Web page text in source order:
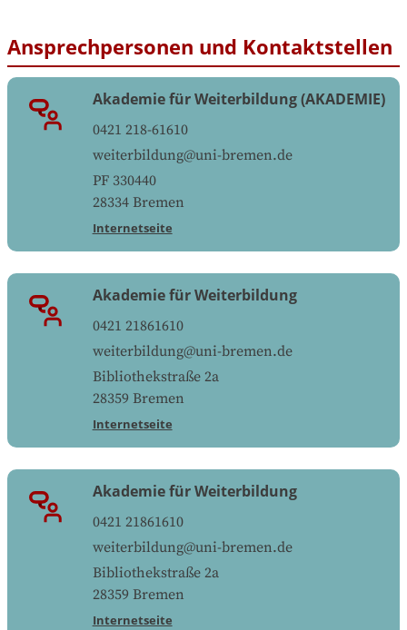
Ansprechpersonen und Kontaktstellen
Akademie für Weiterbildung (AKADEMIE)
0421 218-61610
weiterbildung@uni-bremen.de
PF 330440
28334 Bremen
Internetseite
Akademie für Weiterbildung
0421 21861610
weiterbildung@uni-bremen.de
Bibliothekstraße 2a
28359 Bremen
Internetseite
Akademie für Weiterbildung
0421 21861610
weiterbildung@uni-bremen.de
Bibliothekstraße 2a
28359 Bremen
Internetseite